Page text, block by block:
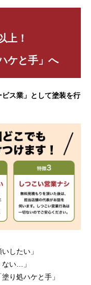
上！
ケと手」へ
ス業」として塗装を行
したい」
ない…」
り処ハケと手」